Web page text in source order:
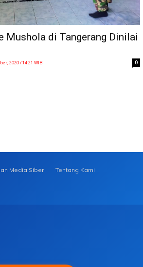
Mushola di Tangerang Dinilai
2020 / 14:21 WIB 0
Media Siber
Tentang Kami